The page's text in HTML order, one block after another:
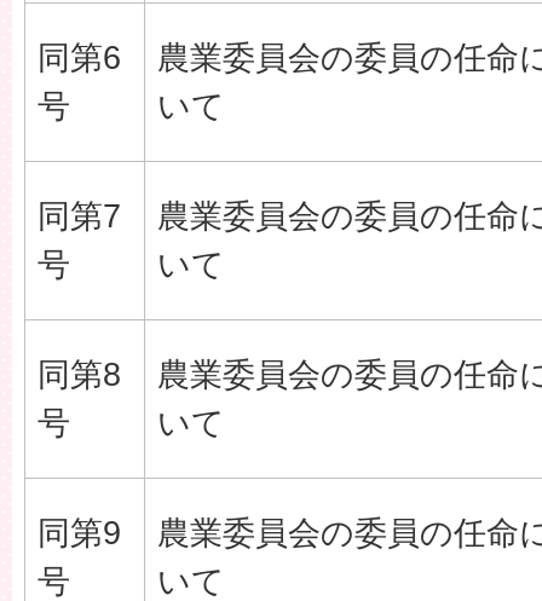
同第6
号
農業委員会の委員の任命
いて
同第7
号
農業委員会の委員の任命
いて
同第8
号
農業委員会の委員の任命
いて
同第9
号
農業委員会の委員の任命
いて